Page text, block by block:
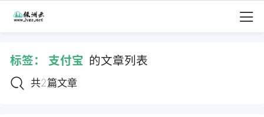
标签： 支付宝 的文章列表
共2篇文章